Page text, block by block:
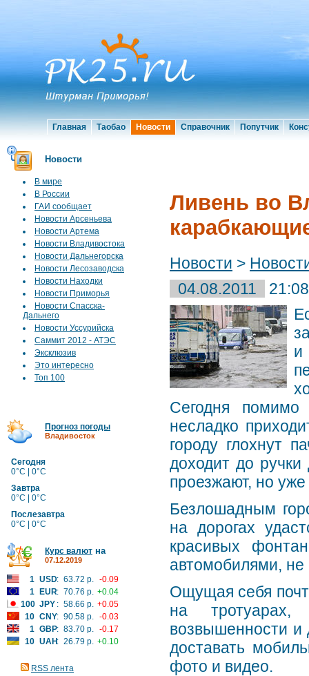
Главная Таобао Новости Справочник Попутчик
Новости
В мире
В России
ГАИ сообщает
Новости Арсеньева
Новости Артема
Новости Владивостока
Новости Дальнегорска
Новости Лесозаводска
Новости Находки
Новости Приморья
Новости Спасска-
Дальнего
Новости Уссурийска
Саммит 2012 - АТЭС
Эксклюзив
Это интересно
Топ 100
Прогноз погоды
Владивосток
Сегодня
0°C | 0°C
Завтра
0°C | 0°C
Послезавтра
0°C | 0°C
Курс валют на
07.12.2019
1 USD: 63.72 р. -0.09
1
EUR: 70.76 р. +0.04
100 JPY : 58.66 р. +0.05
10 CNY: 90.58 р. -0.03
1 GBP: 83.70 р. -0.17
10 UAH: 26.79 р. +0.10
RSS лента
Ливень во
Новости >
04.08.2011
21:08
и
Сегодня
несладко
городу глохнут
доходит до
проезжают, но
Безлошадным
на дорогах
красивых
автомобилями, не
Ощущая себя
на
возвышенности и
доставать
фото и видео.